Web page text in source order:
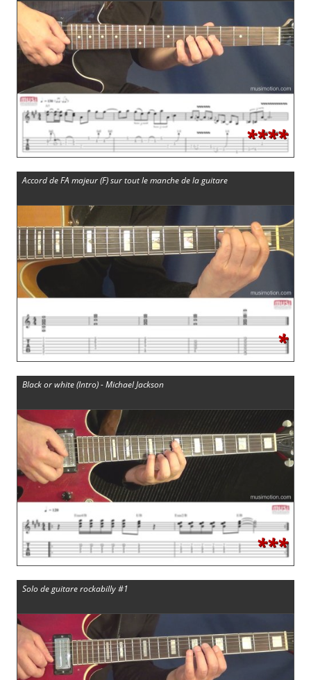
****
Accord de FA majeur (F) sur tout le manche de la guitare
*
Black or white (Intro) - Michael Jackson
***
Solo de guitare rockabilly #1